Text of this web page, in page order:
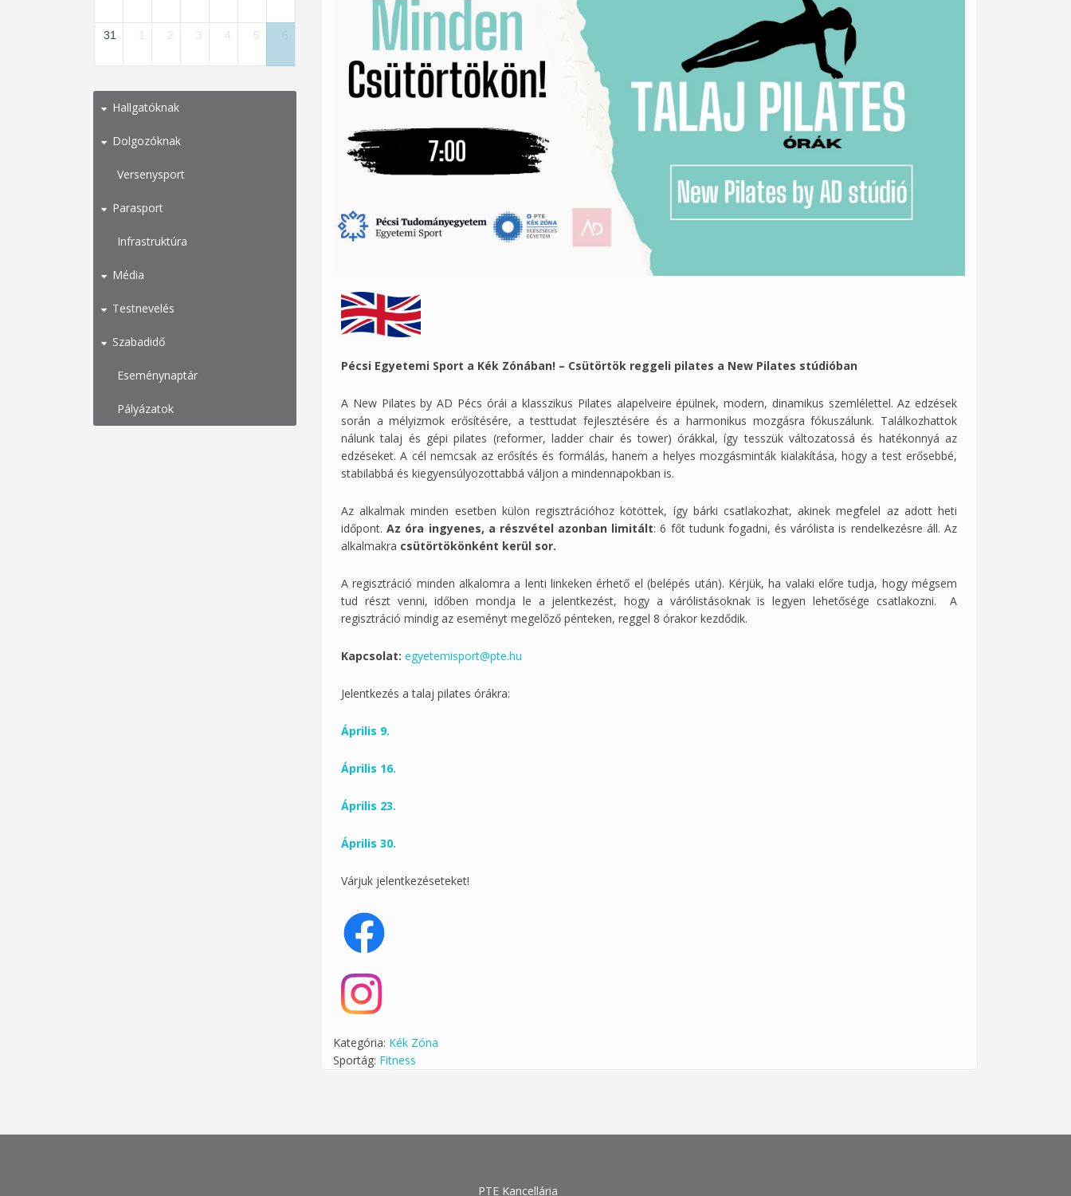
31 1 2 3 4 5
Hallgatóknak
Dolgozóknak
Versenysport
Parasport
Infrastruktúra
Média
Testnevelés
Szabadidő
Eseménynaptár
Pályázatok
Pécsi Egyetemi Sport a Kék Zónában! – Csütörtök reggeli pilates a New Pilates stúdióban
A New Pilates by AD Pécs órái a klasszikus Pilates alapelveire épülnek, modern, dinamikus szemlélettel. Az edzések
során a mélyizmok erősítésére, a testtudat fejlesztésére és a harmonikus mozgásra fókuszálunk. Találkozhattok
nálunk talaj és gépi pilates (reformer, ladder chair és tower) órákkal, így tesszük változatossá és hatékonnyá az
edzéseket. A cél nemcsak az erősítés és formálás, hanem a helyes mozgásminták kialakítása, hogy a test erősebbé,
stabilabbá és kiegyensúlyozottabbá váljon a mindennapokban is.
Az alkalmak minden esetben külön regisztrációhoz kötöttek, így bárki csatlakozhat, akinek megfelel az adott heti
időpont.Az óra ingyenes, a részvétel azonban limitált: 6 főt tudunk fogadni, és várólista is rendelkezésre áll. Az
alkalmakra csütörtökönként kerül sor.
A regisztráció minden alkalomra a lenti linkeken érhető el (belépés után). Kérjük, ha valaki előre tudja, hogy mégsem
tud részt venni, időben mondja le a jelentkezést, hogy a várólistásoknak is legyen lehetősége csatlakozni. A
regisztráció mindig az eseményt megelőző pénteken, reggel 8 órakor kezdődik.
Kapcsolat: egyetemisport@pte.hu
Jelentkezés a talaj pilates órákra:
Április 9.
Április 16.
Április 23.
Április 30.
Várjuk jelentkezéseteket!
Kategória: Kék Zóna
Sportág: Fitness
PTE Kancellária